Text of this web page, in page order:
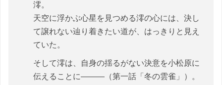
澪。
天空に浮かぶ心星を見つめる澪の心には、決し
て譲れない辿り着きたい道が、はっきりと見え
ていた。
そして澪は、自身の揺るがない決意を小松原に
伝えることに―――（第一話「冬の雲雀」）。